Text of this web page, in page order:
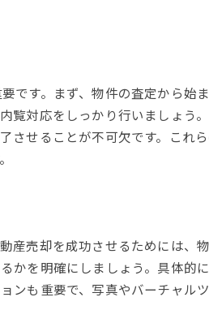
です。まず、物件の査定から始
覧対応をしっかり行いましょう
させることが不可欠です。これ
産売却を成功させるためには、
かを明確にしましょう。具体的
ンも重要で、写真やバーチャル